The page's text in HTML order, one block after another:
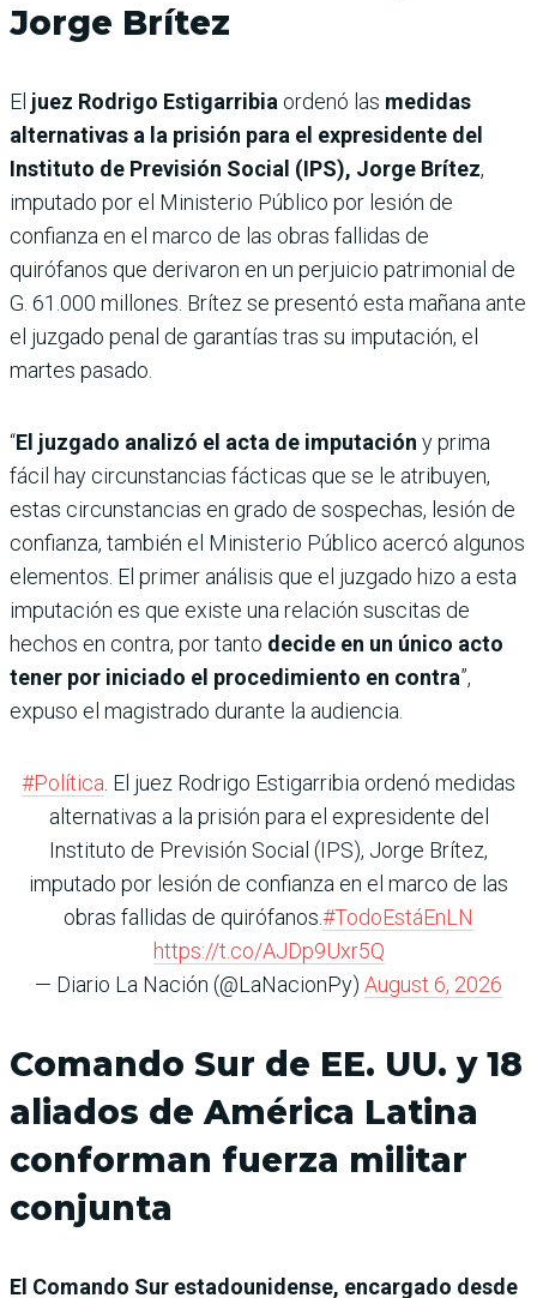
Jorge Brítez
El juez Rodrigo Estigarribia ordenó las medidas
alternativas a la prisión para el expresidente del
Instituto de Previsión Social (IPS), Jorge Brítez,
imputado por el Ministerio Público por lesión de
confianza en el marco de las obras fallidas de
quirófanos que derivaron en un perjuicio patrimonial de
G. 61.000 millones. Brítez se presentó esta mañana ante
el juzgado penal de garantías tras su imputación, el
martes pasado.
“El juzgado analizó el acta de imputación y prima
fácil hay circunstancias fácticas que se le atribuyen,
estas circunstancias en grado de sospechas, lesión de
confianza, también el Ministerio Público acercó algunos
elementos. El primer análisis que el juzgado hizo a esta
imputación es que existe una relación suscitas de
hechos en contra, por tanto decide en un único acto
tener por iniciado el procedimiento en contra”,
expuso el magistrado durante la audiencia.
#Política . El juez Rodrigo Estigarribia ordenó medidas
alternativas a la prisión para el expresidente del
Instituto de Previsión Social (IPS), Jorge Brítez,
imputado por lesión de confianza en el marco de las
obras fallidas de quirófanos.#TodoEstáEnLN
https://t.co/AJDp9Uxr5Q
— Diario La Nación (@LaNacionPy) August 6, 2026
Comando Sur de EE. UU. y 18
aliados de América Latina
conforman fuerza militar
conjunta
El Comando Sur estadounidense, encargado desde